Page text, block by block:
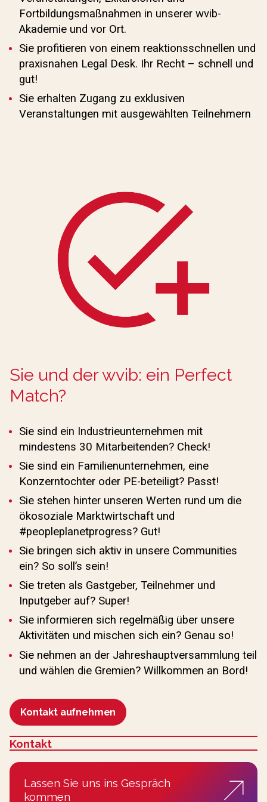
Fortbildungsmaßnahmen in unserer wvib-
Akademie und vor Ort.
Sie profitieren von einem reaktionsschnellen und
praxisnahen Legal Desk. Ihr Recht – schnell und
gut!
Sie erhalten Zugang zu exklusiven
Veranstaltungen mit ausgewählten Teilnehmern
Sie und der wvib: ein Perfect
Match?
Sie sind ein Industrieunternehmen mit
mindestens 30 Mitarbeitenden? Check!
Sie sind ein Familienunternehmen, eine
Konzerntochter oder PE-beteiligt? Passt!
Sie stehen hinter unseren Werten rund um die
ökosoziale Marktwirtschaft und
#peopleplanetprogress? Gut!
Sie bringen sich aktiv in unsere Communities
ein? So soll’s sein!
Sie treten als Gastgeber, Teilnehmer und
Inputgeber auf? Super!
Sie informieren sich regelmäßig über unsere
Aktivitäten und mischen sich ein? Genau so!
Sie nehmen an der Jahreshauptversammlung teil
und wählen die Gremien? Willkommen an Bord!
Kontakt aufnehmen
Kontakt
:
Lassen Sie uns ins Gespräch
kommen